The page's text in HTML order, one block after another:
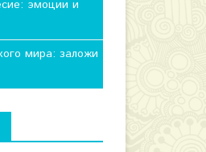
эмоции и
мира: заложи